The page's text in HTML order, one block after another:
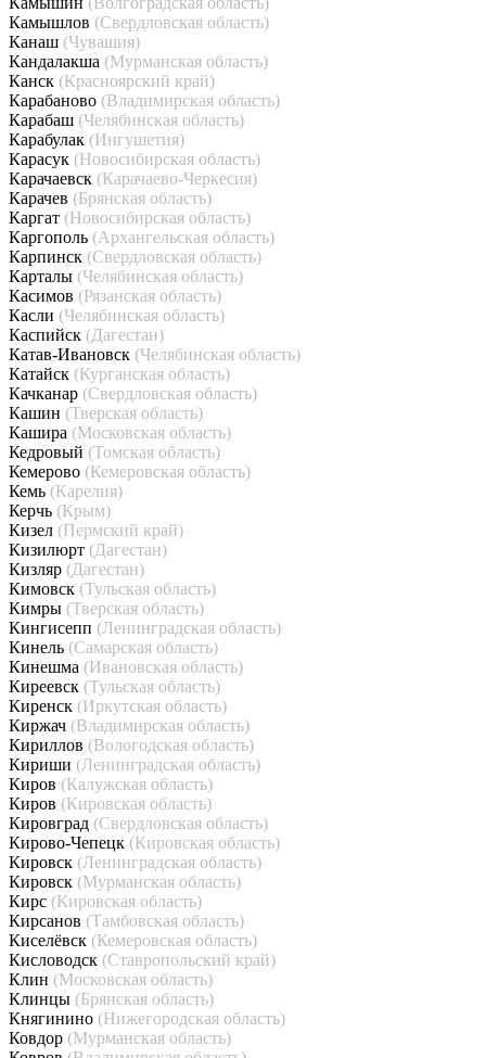
Камышлов (Свердловская область)
Канаш (Чувашия)
Кандалакша (Мурманская область)
Канск (Красноярский край)
Карабаново (Владимирская область)
Карабаш (Челябинская область)
Карабулак (Ингушетия)
Карасук (Новосибирская область)
Карачаевск (Карачаево-Черкесия)
Карачев (Брянская область)
Каргат (Новосибирская область)
Каргополь (Архангельская область)
Карпинск (Свердловская область)
Карталы (Челябинская область)
Касимов (Рязанская область)
Касли (Челябинская область)
Каспийск (Дагестан)
Катав-Ивановск (Челябинская область)
Катайск (Курганская область)
Качканар (Свердловская область)
Кашин (Тверская область)
Кашира (Московская область)
Кедровый (Томская область)
Кемерово (Кемеровская область)
Кемь (Карелия)
Керчь (Крым)
Кизел (Пермский край)
Кизилюрт (Дагестан)
Кизляр (Дагестан)
Кимовск (Тульская область)
Кимры (Тверская область)
Кингисепп (Ленинградская область)
Кинель (Самарская область)
Кинешма (Ивановская область)
Киреевск (Тульская область)
Киренск (Иркутская область)
Киржач (Владимирская область)
Кириллов (Вологодская область)
Кириши (Ленинградская область)
Киров (Калужская область)
Киров (Кировская область)
Кировград (Свердловская область)
Кирово-Чепецк (Кировская область)
Кировск (Ленинградская область)
Кировск (Мурманская область)
Кирс (Кировская область)
Кирсанов (Тамбовская область)
Киселёвск (Кемеровская область)
Кисловодск (Ставропольский край)
Клин (Московская область)
Клинцы (Брянская область)
Княгинино (Нижегородская область)
Ковдор (Мурманская область)